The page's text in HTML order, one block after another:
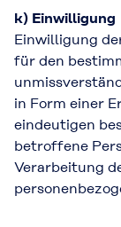
k) Einwilligung
Einwilligung
für den
in Form einer
eindeutigen
betroffene
Verarbeitung